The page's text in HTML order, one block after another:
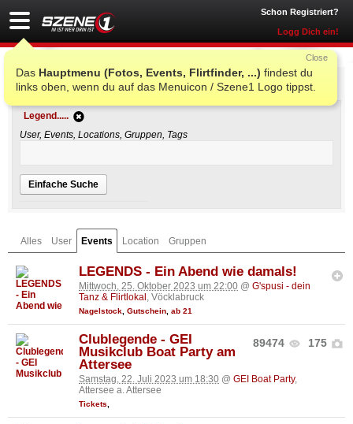
Schon Registriert?
Logg Dich ein!
Das Hauptmenu (Fotos, Events, Flirtfinder, ...) findest du
links oben, wenn du auf das Menuicon / Szene1 Logo tippst.
Close
Einfache Suche
Legend.....
User, Events, Locations, Gruppen, Tags
Einfache Suche
Alles User Events Location Gruppen
LEGENDS - Ein Abend wie damals!
Mittwoch, 25. Oktober 2023 um 22:00 @ G'spusi - dein
Tanz & Flirtlokal, Vöcklabruck
Nagelstock Gutschein ab 21
89474 175
Clublegende - GEI
Musikclub Boat Party am
Attersee
Samstag, 22. Juli 2023 um 18:30 @ GEI Boat Party,
Attersee a. Attersee
Tickets,